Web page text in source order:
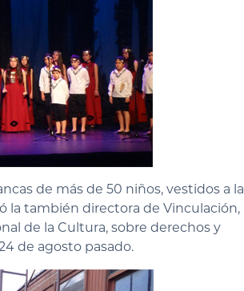
de más de 50 niños, vestidos a la
la también directora de Vinculación,
de la Cultura, sobre derechos y
de agosto pasado.